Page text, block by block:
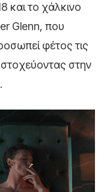
και το χάλκινο
Glenn, που
φέτος τις
στην